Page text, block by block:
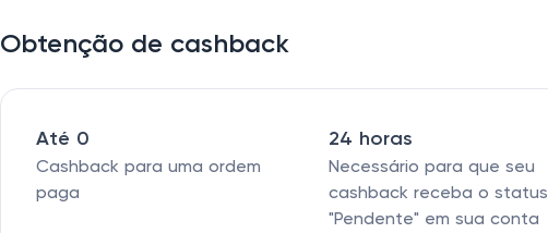
Obtenção de cashback
Até 0
Cashback para uma ordem
paga
24 horas
Necessário para que seu
cashback receba o status
"Pendente" em sua conta